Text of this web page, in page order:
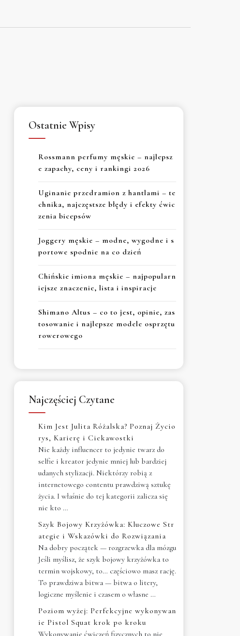
Ostatnie Wpisy
Rossmann perfumy męskie – najlepsz
e zapachy, ceny i rankingi 2026
Uginanie przedramion z hantlami – te
chnika, najczęstsze błędy i efekty ćwic
zenia bicepsów
Joggery męskie – modne, wygodne i s
portowe spodnie na co dzień
Chińskie imiona męskie – najpopularn
iejsze znaczenie, lista i inspiracje
Shimano Altus – co to jest, opinie, zas
tosowanie i najlepsze modele osprzętu
rowerowego
Najczęściej Czytane
Kim Jest Julita Różalska? Poznaj Życio
rys, Karierę i Ciekawostki
Nie każdy influencer to jedynie twarz do
selfie i kreator jedynie mniej lub bardziej
udanych stylizacji. Niektórzy robią z
internetowego contentu prawdziwą sztukę
życia. I właśnie do tej kategorii zalicza się
nie kto …
Szyk Bojowy Krzyżówka: Kluczowe Str
ategie i Wskazówki do Rozwiązania
Na dobry początek — rozgrzewka dla mózgu
Jeśli myślisz, że szyk bojowy krzyżówka to
termin wojskowy, to… częściowo masz rację.
To prawdziwa bitwa — bitwa o litery,
logiczne myślenie i czasem o własne …
Poziom wyżej: Perfekcyjne wykonywan
ie Pistol Squat krok po kroku
Wykonywanie ćwiczeń fizycznych to nie